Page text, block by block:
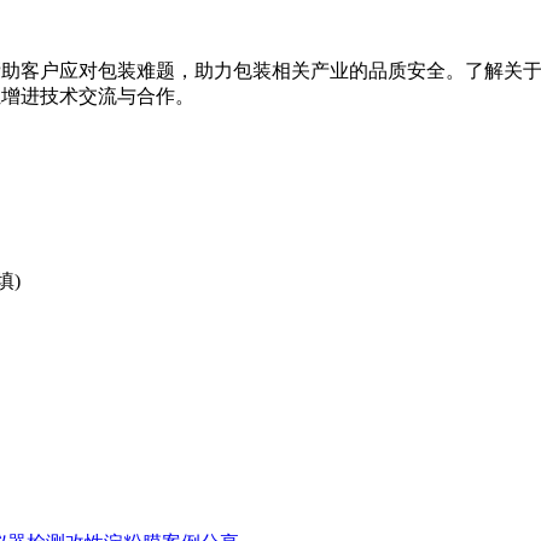
客户应对包装难题，助力包装相关产业的品质安全。了解关
进技术交流与合作。
)